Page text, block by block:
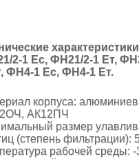
2-1 Ес, ФН21/2-1 Ет,
ФН4-1 Ес, ФН4-1 Ет.
корпуса:
АК12ПЧ
размер
(степень фильтрации):
рабочей среды: